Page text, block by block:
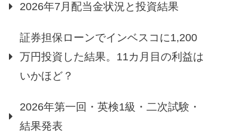
2026年7月配当金状況と投資結果
証券担保ローンでインベスコに1,200
万円投資した結果。11カ月目の利益は
いかほど？
2026年第一回・英検1級・二次試験・
結果発表